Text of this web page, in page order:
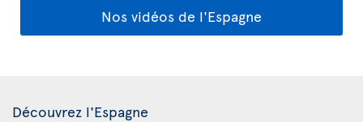
Nos vidéos de l'Espagne
Découvrez l'Espagne